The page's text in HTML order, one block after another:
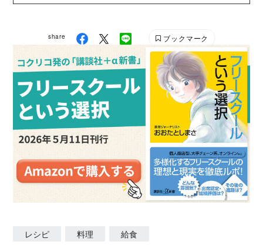
業」やTBSラジオ「安住紳一郎の日曜天国」などメデ
ィア出演多数。 主な著書に『給食の謎 日本人の食生
活の礎を探る』(幻冬舎新書) 、『給食が教えてくれた
こと 「最高の献立」を作る、ぼくは学校栄養士』(く
もん出版) 、『日本一の給食メシ 栄養満点3ステップ
簡単レシピ100』(光文社)、『子どもがすくすく育つ
日本一の給食レシピ』(講談社) 。 公式ブログ『小学
校栄養士 松丸奨のブログ』 Instagram
@matsumaru.susumu Xアカウント ＠
matsumarurecipe
share ブックマーク
レシピ 料理 給食